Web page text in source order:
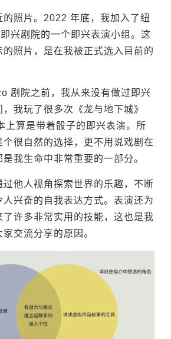
的照片。2022 年底，我加入了纽
兴剧院的一个即兴表演小组。这
的照片，是在我被正式选入目前的
剧院之前，我从来没有做过即兴
我玩了很多次《龙与地下城》
上算是带着骰子的即兴表演。所
个很自然的选择，更不用说戏剧在
我生命中非常重要的一部分。
他人视角探索世界的乐趣，不断
人兴奋的自我表达方式。表演还为
许多非常实用的技能，这也是我
交流分享的原因。